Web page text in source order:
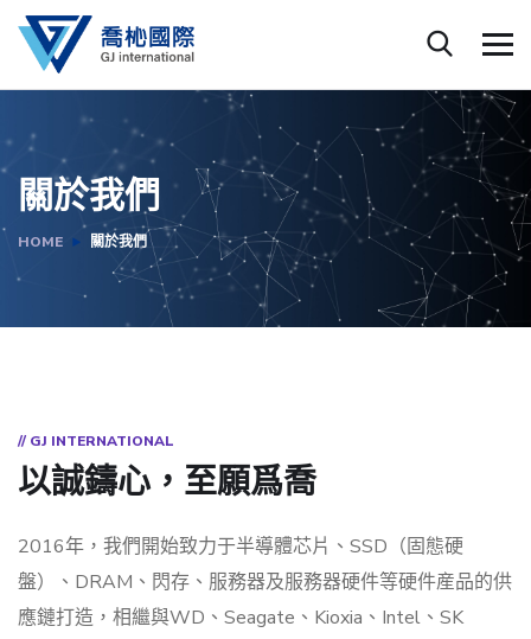
關於我們
HOME 關於我們
// GJ INTERNATIONAL
以誠鑄心，至願爲喬
2016年，我們開始致力于半導體芯片、SSD（固態硬
盤）、DRAM、閃存、服務器及服務器硬件等硬件産品的供
應鏈打造，相繼與WD、Seagate、Kioxia、Intel、SK